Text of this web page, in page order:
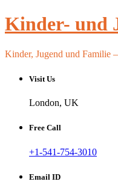
Skip
to
Kinder- und
Kinder, Jugend und Familie
Visit Us
London, UK
Free Call
+1-541-754-3010
Email ID